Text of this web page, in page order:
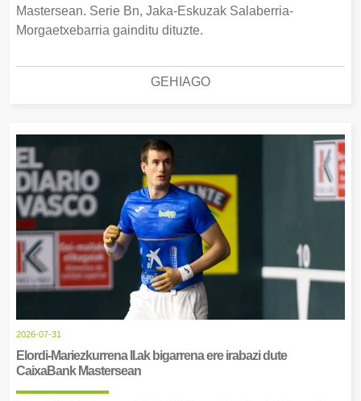
Mastersean. Serie Bn, Jaka-Eskuzak Salaberria-
Morgaetxebarria gainditu dituzte.
GEHIAGO
2026-07-31
Elordi-Mariezkurrena II.ak bigarrena ere irabazi dute
CaixaBank Mastersean